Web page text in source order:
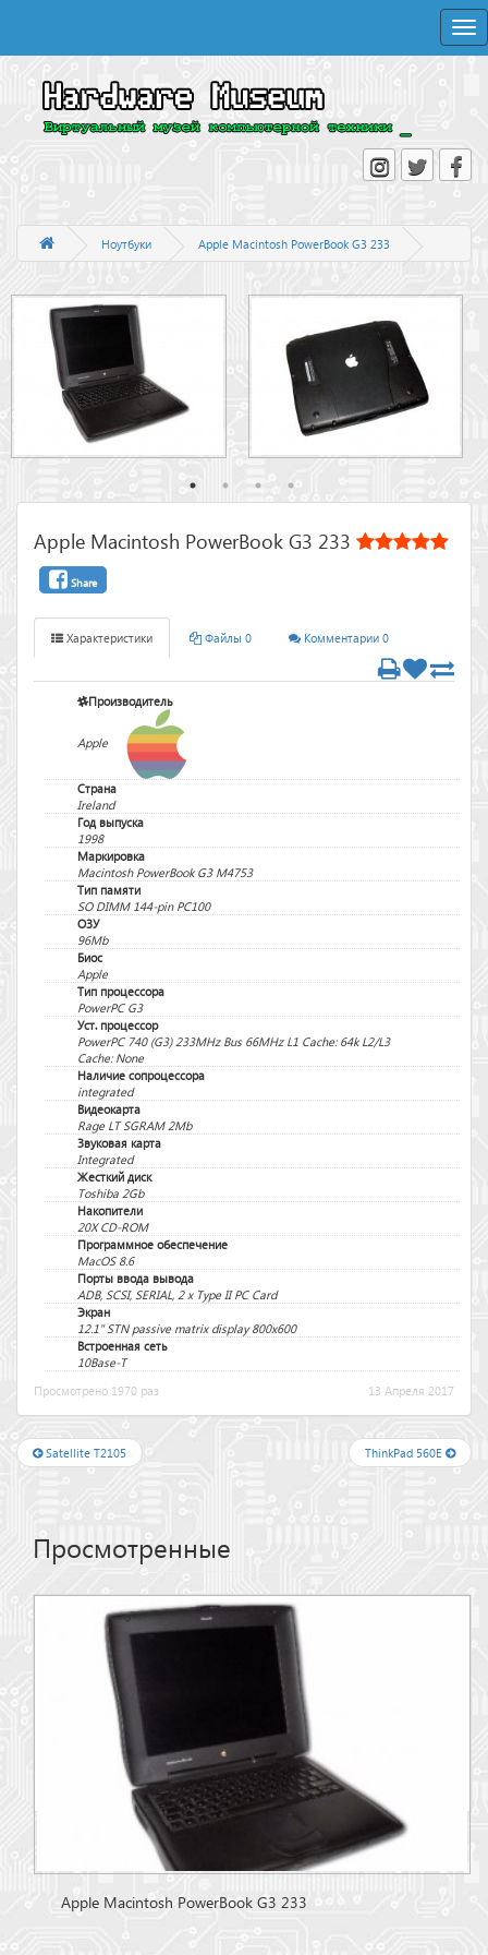
Ноутбуки Apple Macintosh PowerBook G3 233
Apple Macintosh PowerBook G3 233
Share
Характеристики Файлы 0 Комментарии 0
Производитель
Apple
Страна
Ireland
Год выпуска
1998
Маркировка
Macintosh PowerBook G3 M4753
Тип памяти
SO DIMM 144-pin PC100
ОЗУ
96Mb
Биос
Apple
Тип процессора
PowerPC G3
Уст. процессор
PowerPC 740 (G3) 233MHz Bus 66MHz L1 Cache: 64k L2/L3
Cache: None
Наличие сопроцессора
integrated
Видеокарта
Rage LT SGRAM 2Mb
Звуковая карта
Integrated
Жесткий диск
Toshiba 2Gb
Накопители
20X CD-ROM
Программное обеспечение
MacOS 8.6
Порты ввода вывода
ADB, SCSI, SERIAL, 2 x Type II PC Card
Экран
12.1" STN passive matrix display 800x600
Встроенная сеть
10Base-T
Просмотрено 1970 раз
13 Апреля 2017
Satellite T2105 ThinkPad 560E
Просмотренные
Apple Macintosh PowerBook G3 233